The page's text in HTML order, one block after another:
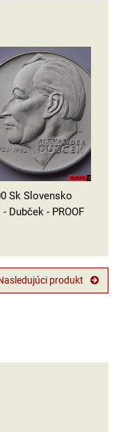
Sk Slovensko
- Dubček - PROOF
produkt